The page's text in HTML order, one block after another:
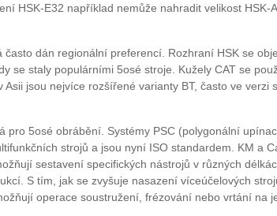
HSK-E32 například nemůže nahradit velikost HSK-
často dán regionální preferencí. Rozhraní HSK se
se staly populárními 5osé stroje. Kužely CAT se
Asii jsou nejvíce rozšířené varianty BT, často ve verzi
pro 5osé obrábění. Systémy PSC (polygonální
strojů a jsou nyní ISO standardem. KM a
sestavení specifických nástrojů v různých
S tím, jak se zvyšuje nasazení víceúčelových
operace soustružení, frézování nebo vrtání na